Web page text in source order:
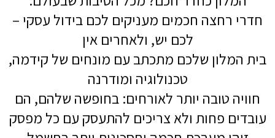
חדרי רחצה חכמים מעניקים לכם בידול עסקי –
לכם יש, ולאחרים אין
בית המלון שלכם מתכתב עם מונחים של קידמה,
טכנולוגיה ומודרנה
חוויה טובה יותר לאורחים: בחופשה שלהם, הם
עובדים פחות ולא צריכים להתעסק עם כל מפסק